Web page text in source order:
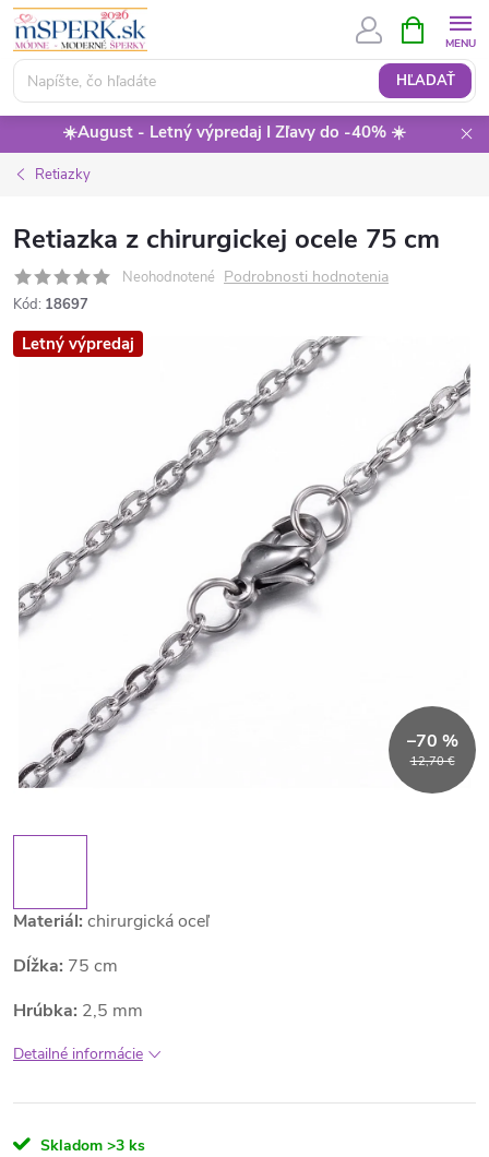
Prejsť
obsah
HĽADAŤ
KOŠÍK
☀️August - Letný výpredaj I Zľavy do -40% ☀️
Retiazky
Retiazka z chirurgickej ocele 75 cm
Neohodnotené Podrobnosti hodnotenia
Kód: 18697
Letný výpredaj
12,70 €
–70 %
Materiál: chirurgická oceľ
Dĺžka: 75 cm
Hrúbka: 2,5 mm
Detailné informácie
Skladom >3 ks